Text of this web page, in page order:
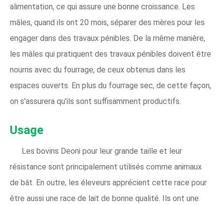
alimentation, ce qui assure une bonne croissance. Les
mâles, quand ils ont 20 mois, séparer des mères pour les
engager dans des travaux pénibles. De la même manière,
les mâles qui pratiquent des travaux pénibles doivent être
nourris avec du fourrage, de ceux obtenus dans les
espaces ouverts. En plus du fourrage sec, de cette façon,
on s'assurera qu'ils sont suffisamment productifs.
Usage
Les bovins Deoni pour leur grande taille et leur
résistance sont principalement utilisés comme animaux
de bât. En outre, les éleveurs apprécient cette race pour
être aussi une race de lait de bonne qualité. Ils ont une